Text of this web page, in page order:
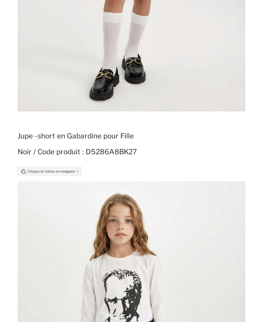
Jupe -short en Gabardine pour Fille
Noir / Code produit : D5286A8BK27